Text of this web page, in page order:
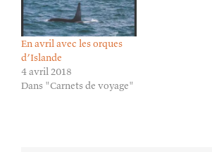
En avril avec les orques
d’Islande
4 avril 2018
Dans "Carnets de voyage"